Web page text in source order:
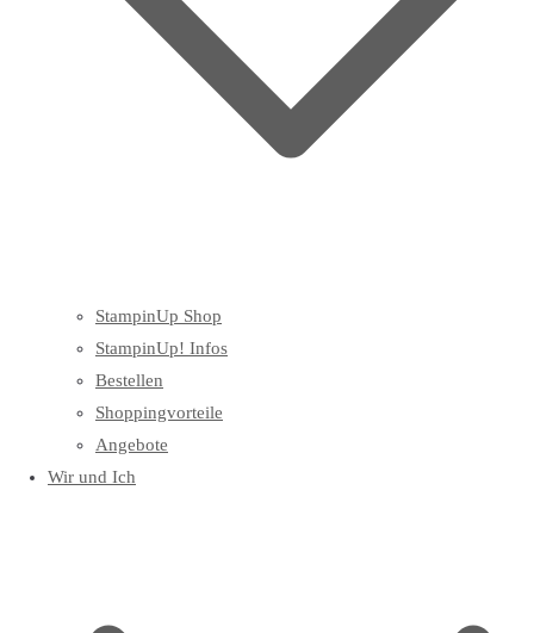
StampinUp Shop
StampinUp! Infos
Bestellen
Shoppingvorteile
Angebote
Wir und Ich